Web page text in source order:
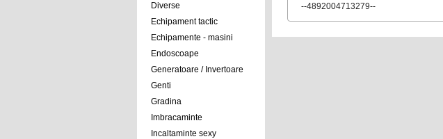
Diverse
Echipament tactic
Echipamente - masini
Endoscoape
Generatoare / Invertoare
Genti
Gradina
Imbracaminte
Incaltaminte sexy
--4892004713279--